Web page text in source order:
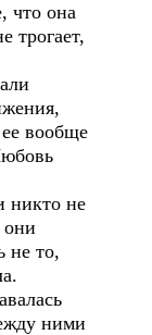
что она
трогает,
вообще
никто не
они
не то,
ними